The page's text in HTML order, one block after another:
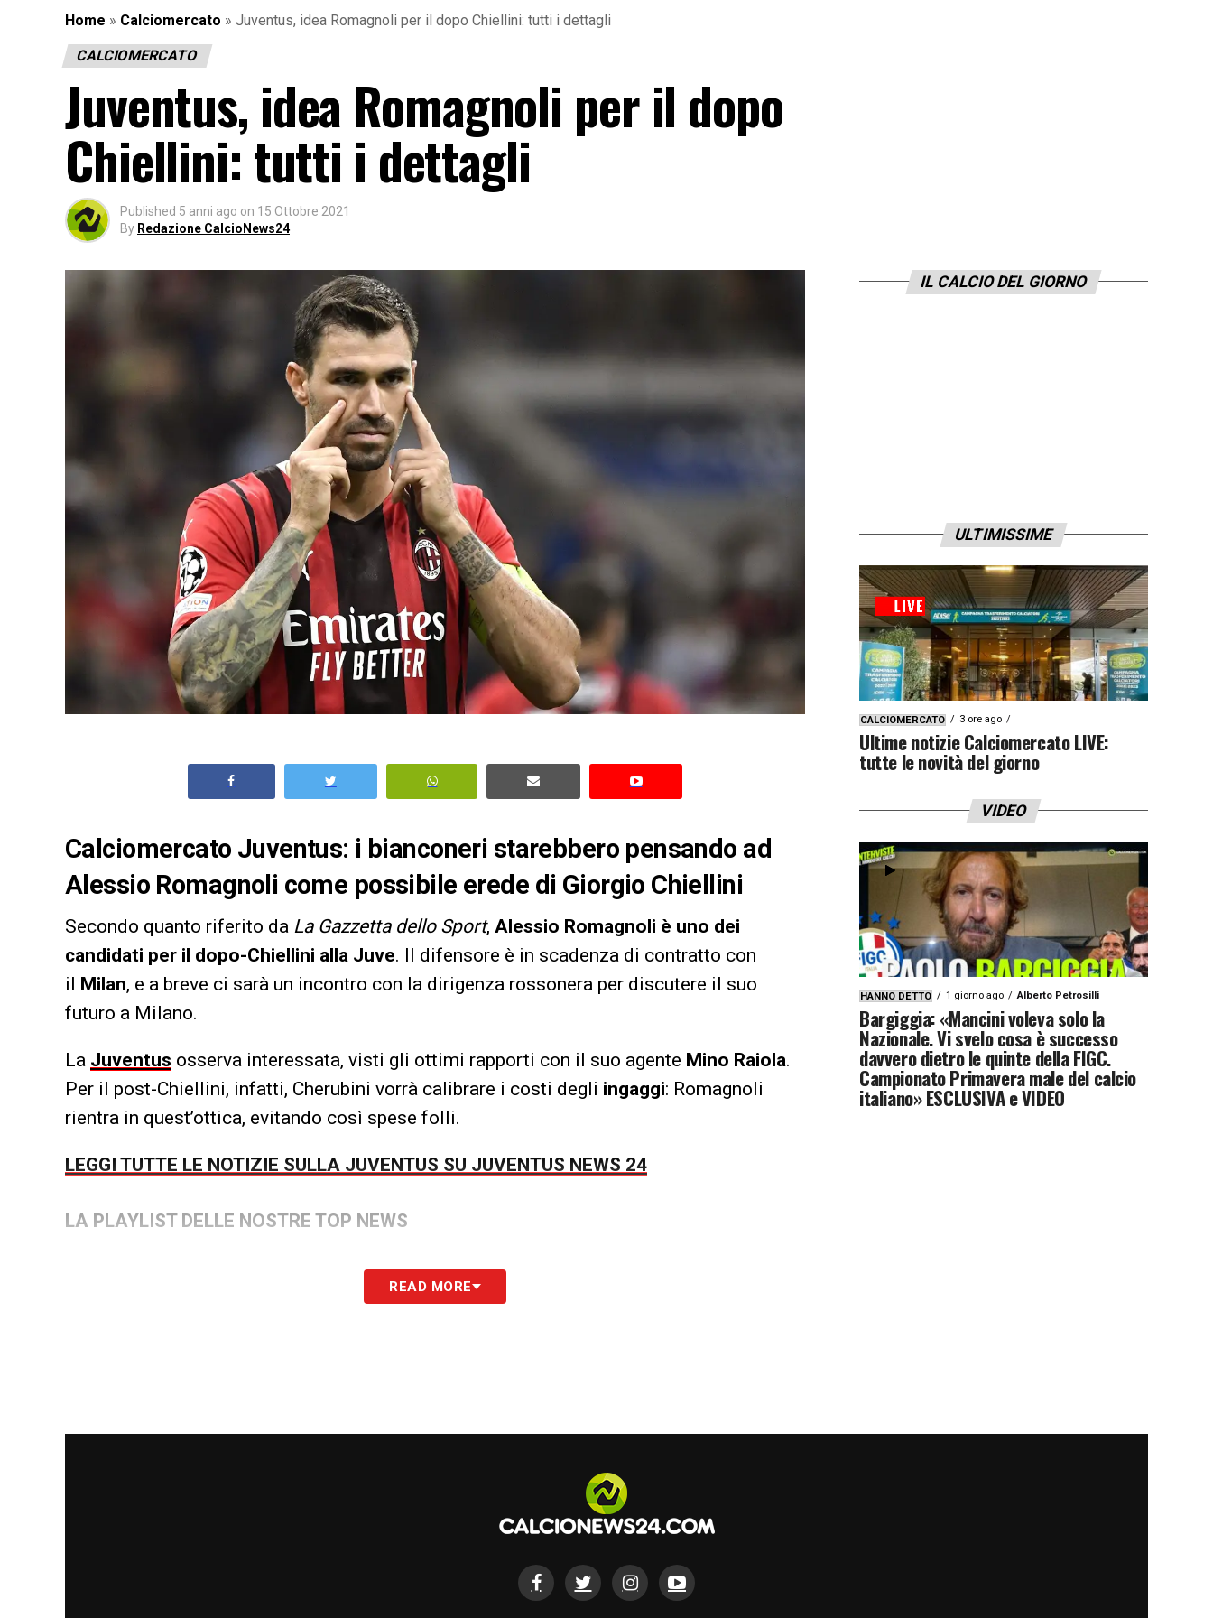
Home » Calciomercato » Juventus, idea Romagnoli per il dopo Chiellini: tutti i dettagli
CALCIOMERCATO
Juventus, idea Romagnoli per il dopo
Chiellini: tutti i dettagli
Published 5 anni ago on 15 Ottobre 2021
By Redazione CalcioNews24
Calciomercato Juventus: i bianconeri starebbero pensando ad
Alessio Romagnoli come possibile erede di Giorgio Chiellini
Secondo quanto riferito da La Gazzetta dello Sport, Alessio Romagnoli è uno dei
candidati per il dopo-Chiellini alla Juve. Il difensore è in scadenza di contratto con
il Milan, e a breve ci sarà un incontro con la dirigenza rossonera per discutere il suo
futuro a Milano.
La Juventus osserva interessata, visti gli ottimi rapporti con il suo agente Mino Raiola.
Per il post-Chiellini, infatti, Cherubini vorrà calibrare i costi degli ingaggi: Romagnoli
rientra in quest’ottica, evitando così spese folli.
LEGGI TUTTE LE NOTIZIE SULLA JUVENTUS SU JUVENTUS NEWS 24
LA PLAYLIST DELLE NOSTRE TOP NEWS
READ MORE
IL CALCIO DEL GIORNO
ULTIMISSIME
CALCIOMERCATO 3 ore ago
Ultime notizie Calciomercato LIVE:
tutte le novità del giorno
VIDEO
HANNO DETTO 1 giorno ago Alberto Petrosilli
Bargiggia: «Mancini voleva solo la
Nazionale. Vi svelo cosa è successo
davvero dietro le quinte della FIGC.
Campionato Primavera male del calcio
italiano» ESCLUSIVA e VIDEO